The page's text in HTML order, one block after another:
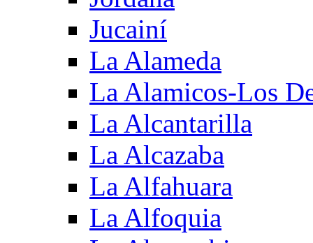
Jucainí
La Alameda
La Alamicos-Los
La Alcantarilla
La Alcazaba
La Alfahuara
La Alfoquia